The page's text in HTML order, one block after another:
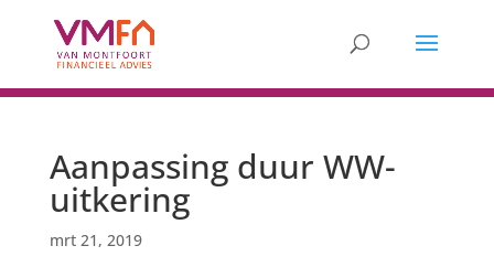
Aanpassing duur WW-
uitkering
mrt 21, 2019